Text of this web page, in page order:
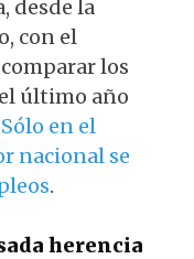
desde la
con el
los
último año
Sólo en el
nacional se
.
herencia